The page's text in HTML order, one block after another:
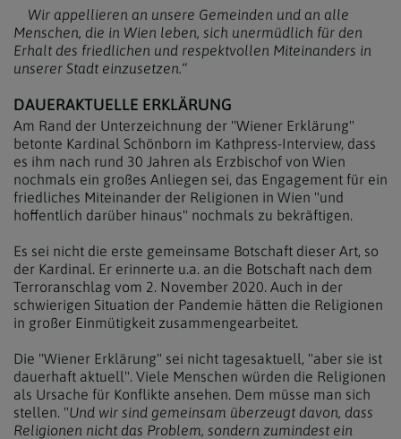
Wir appellieren an unsere Gemeinden und an alle
Menschen, die in Wien leben, sich unermüdlich für den
Erhalt des friedlichen und respektvollen Miteinanders in
unserer Stadt einzusetzen.“
DAUERAKTUELLE ERKLÄRUNG
Am Rand der Unterzeichnung der "Wiener Erklärung"
betonte Kardinal Schönborn im Kathpress-Interview, dass
es ihm nach rund 30 Jahren als Erzbischof von Wien
nochmals ein großes Anliegen sei, das Engagement für ein
friedliches Miteinander der Religionen in Wien "und
hoffentlich darüber hinaus" nochmals zu bekräftigen.
Es sei nicht die erste gemeinsame Botschaft dieser Art, so
der Kardinal. Er erinnerte u.a. an die Botschaft nach dem
Terroranschlag vom 2. November 2020. Auch in der
schwierigen Situation der Pandemie hätten die Religionen
in großer Einmütigkeit zusammengearbeitet.
Die "Wiener Erklärung" sei nicht tagesaktuell, "aber sie ist
dauerhaft aktuell". Viele Menschen würden die Religionen
als Ursache für Konflikte ansehen. Dem müsse man sich
stellen. "Und wir sind gemeinsam überzeugt davon, dass
Religionen nicht das Problem, sondern zumindest ein